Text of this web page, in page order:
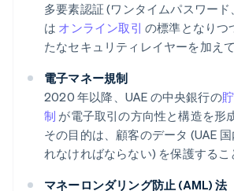
多要素認証 (ワンタイムパスワー
は オンライン取引 の標準となりつ
たなセキュリティレイヤーを加えて
電子マネー規制
2020 年以降、UAE の中央銀行の
制 が電子取引の方向性と構造を形
その目的は、顧客のデータ (UAE
れなければならない) を保護するこ
マネーロンダリング防止 (AML) 法